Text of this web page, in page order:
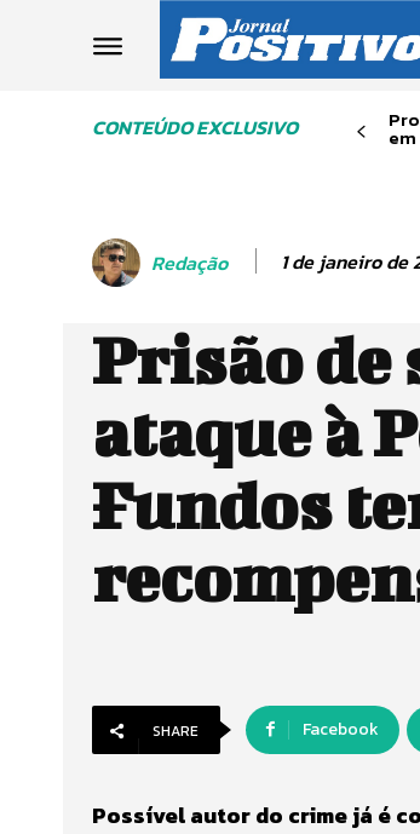
CONTEÚDO EXCLUSIVO
Redação 1 de janeiro de
Prisão de
ataque à
Fundos
SHARE Facebook
Possível autor do crime já é